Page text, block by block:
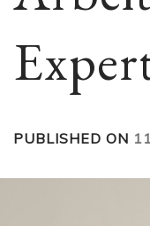
PUBLISHED ON